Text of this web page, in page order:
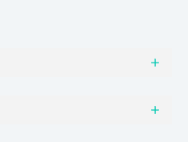
undermeny